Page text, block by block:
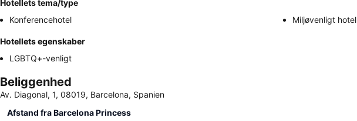
Hotellets tema/type
Konferencehotel
Miljøvenligt hotel
Hotellets egenskaber
LGBTQ+-venligt
Beliggenhed
Av. Diagonal, 1, 08019, Barcelona, Spanien
Afstand fra Barcelona Princess